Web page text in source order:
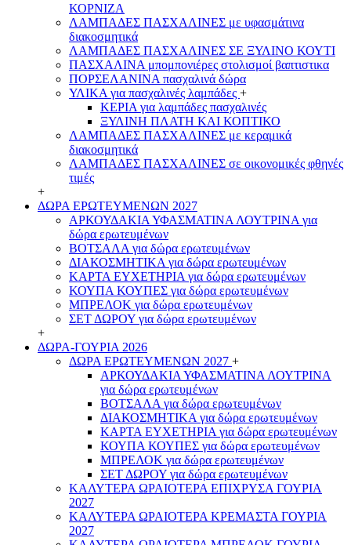
ΚΟΡΝΙΖΑ
ΛΑΜΠΑΔΕΣ ΠΑΣΧΑΛΙΝΕΣ με υφασμάτινα
διακοσμητικά
ΛΑΜΠΑΔΕΣ ΠΑΣΧΑΛΙΝΕΣ ΣΕ ΞΥΛΙΝΟ ΚΟΥΤΙ
ΠΑΣΧΑΛΙΝΑ μπομπονιέρες στολισμοί βαπτιστικα
ΠΟΡΣΕΛΑΝΙΝΑ πασχαλινά δώρα
ΥΛΙΚΑ για πασχαλινές λαμπάδες +
ΚΕΡΙΑ για λαμπάδες πασχαλινές
ΞΥΛΙΝΗ ΠΛΑΤΗ ΚΑΙ ΚΟΠΤΙΚΟ
ΛΑΜΠΑΔΕΣ ΠΑΣΧΑΛΙΝΕΣ με κεραμικά
διακοσμητικά
ΛΑΜΠΑΔΕΣ ΠΑΣΧΑΛΙΝΕΣ σε οικονομικές φθηνές
τιμές
+
ΔΩΡΑ ΕΡΩΤΕΥΜΕΝΩΝ 2027
ΑΡΚΟΥΔΑΚΙΑ ΥΦΑΣΜΑΤΙΝΑ ΛΟΥΤΡΙΝΑ για
δώρα ερωτευμένων
ΒΟΤΣΑΛΑ για δώρα ερωτευμένων
ΔΙΑΚΟΣΜΗΤΙΚΑ για δώρα ερωτευμένων
ΚΑΡΤΑ ΕΥΧΕΤΗΡΙΑ για δώρα ερωτευμένων
ΚΟΥΠΑ ΚΟΥΠΕΣ για δώρα ερωτευμένων
ΜΠΡΕΛΟΚ για δώρα ερωτευμένων
ΣΕΤ ΔΩΡΟΥ για δώρα ερωτευμένων
+
ΔΩΡΑ-ΓΟΥΡΙΑ 2026
ΔΩΡΑ ΕΡΩΤΕΥΜΕΝΩΝ 2027 +
ΑΡΚΟΥΔΑΚΙΑ ΥΦΑΣΜΑΤΙΝΑ ΛΟΥΤΡΙΝΑ
για δώρα ερωτευμένων
ΒΟΤΣΑΛΑ για δώρα ερωτευμένων
ΔΙΑΚΟΣΜΗΤΙΚΑ για δώρα ερωτευμένων
ΚΑΡΤΑ ΕΥΧΕΤΗΡΙΑ για δώρα ερωτευμένων
ΚΟΥΠΑ ΚΟΥΠΕΣ για δώρα ερωτευμένων
ΜΠΡΕΛΟΚ για δώρα ερωτευμένων
ΣΕΤ ΔΩΡΟΥ για δώρα ερωτευμένων
ΚΑΛΥΤΕΡΑ ΩΡΑΙΟΤΕΡΑ ΕΠΙΧΡΥΣΑ ΓΟΥΡΙΑ
2027
ΚΑΛΥΤΕΡΑ ΩΡΑΙΟΤΕΡΑ ΚΡΕΜΑΣΤΑ ΓΟΥΡΙΑ
2027